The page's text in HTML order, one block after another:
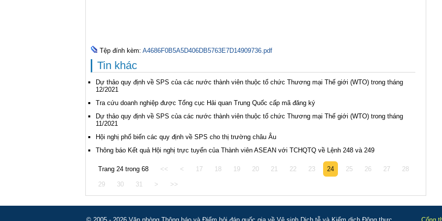
Tệp đính kèm: A4686F0B5A5D406DB5763E7D14909736.pdf
Tin khác
Dự thảo quy định về SPS của các nước thành viên thuộc tổ chức Thương mại Thế giới (WTO) trong tháng
12/2021
Tra cứu doanh nghiệp được Tổng cục Hải quan Trung Quốc cấp mã đăng ký
Dự thảo quy định về SPS của các nước thành viên thuộc tổ chức Thương mại Thế giới (WTO) trong tháng
11/2021
Hội nghị phổ biến các quy định về SPS cho thị trường châu Âu
Thông báo Kết quả Hội nghị trực tuyến của Thành viên ASEAN với TCHQTQ về Lệnh 248 và 249
Trang 24 trong 68 << < 17 18 19 20 21 22 23 24 25 26 27 28
29 30 31 > >>